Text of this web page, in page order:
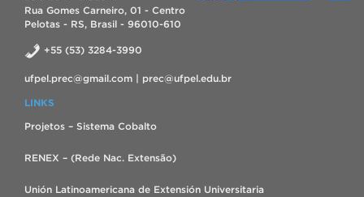
Rua Gomes Carneiro, 01 - Centro
Pelotas - RS, Brasil - 96010-610
+55 (53) 3284-3990
ufpel.prec@gmail.com | prec@ufpel.edu.br
LINKS
Projetos – Sistema Cobalto
RENEX – (Rede Nac. Extensão)
Unión Latinoamericana de Extensión Universitaria